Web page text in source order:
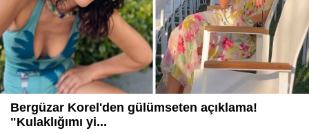
Bergüzar Korel'den gülümseten açıklama!
"Kulaklığımı yi...